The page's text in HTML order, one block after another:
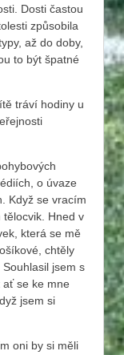
Dosti častou
způsobila
až do doby,
to být špatné
tráví hodiny u
o úvaze
Když se vracím
Hned v
která se mě
chtěly
jsem s
se ke mne
jsem si
oni by si měli